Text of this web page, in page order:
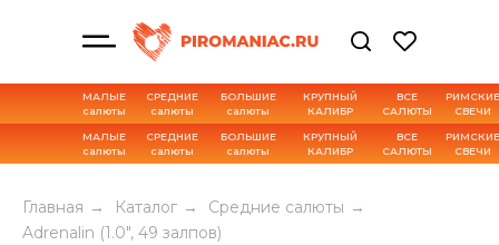
МАЛЫЕ
салюты
ВСЕ
САЛЮТЫ
СРЕДНИЕ
салюты
РИМСКИЕ
СВЕЧИ
БОЛЬШИЕ
салюты
КРУПНЫЙ
КАЛИБР
МАЛЫЕ
салюты
ВСЕ
САЛЮТЫ
СРЕДНИЕ
салюты
РИМСКИЕ
СВЕЧИ
БОЛЬШИЕ
салюты
КРУПНЫЙ
КАЛИБР
Главная → Каталог → Средние салюты →
Adrenalin (1.0", 49 залпов)
Характеристика товара